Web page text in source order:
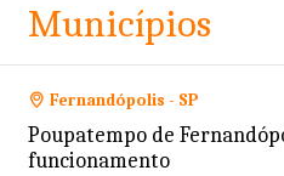
Municípios
Fernandópolis - SP
Poupatempo de
funcionamento